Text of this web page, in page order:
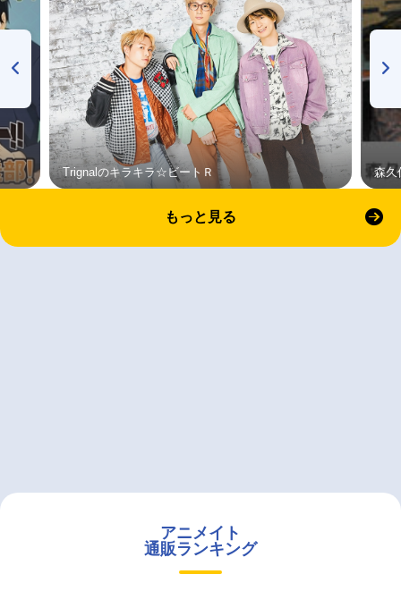
Trignalのキラキラ☆ビートＲ 森久
もっと見る
アニメイト
通販ランキング